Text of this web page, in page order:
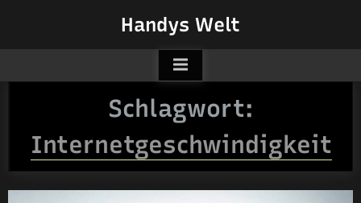
Handys Welt
Schlagwort:
Internetgeschwindigkeit